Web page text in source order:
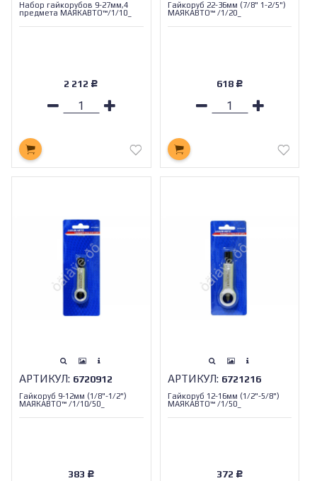
Набор гайкорубов 9-27мм,4
предмета МАЯКАВТО™/1/10_
2 212 Р
Гайкоруб 22-36мм (7/8" 1-2/5")
МАЯКАВТО™ /1/20_
618 Р
АРТИКУЛ: 6720912
Гайкоруб 9-12мм (1/8"-1/2")
МАЯКАВТО™ /1/10/50_
383 Р
АРТИКУЛ: 6721216
Гайкоруб 12-16мм (1/2"-5/8")
МАЯКАВТО™ /1/50_
372 Р